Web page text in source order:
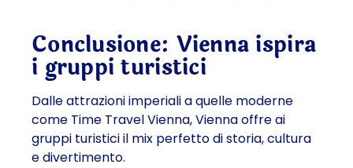
Conclusione: Vienna ispira
i gruppi turistici
Dalle attrazioni imperiali a quelle moderne
come Time Travel Vienna, Vienna offre ai
gruppi turistici il mix perfetto di storia, cultura
e divertimento.